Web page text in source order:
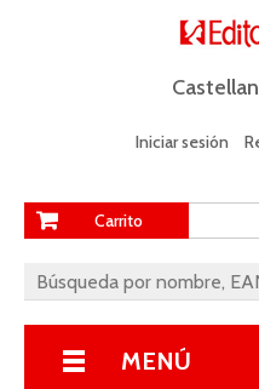
Iniciar sesión
Carrito
MENÚ